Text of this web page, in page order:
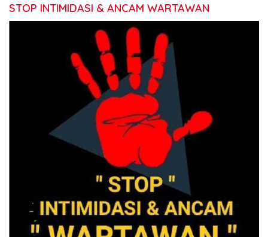
STOP INTIMIDASI & ANCAM WARTAWAN